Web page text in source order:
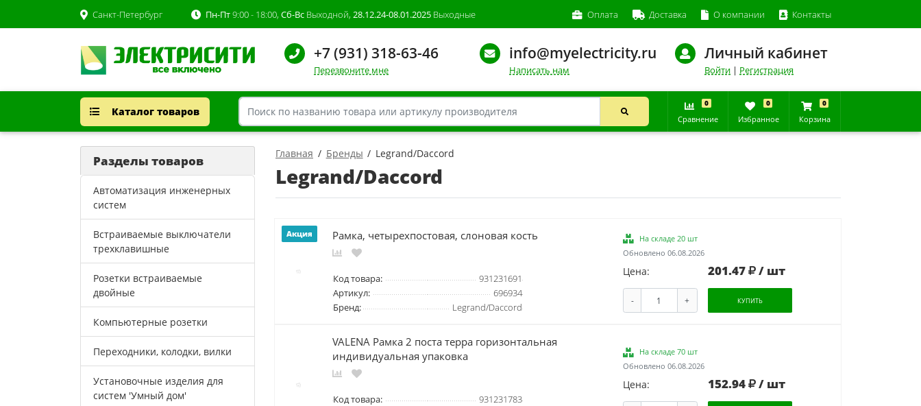
Санкт-Петербург Пн-Пт9:00 - 18:00, Сб-Вс Выходной, 28.12.24-08.01.2025 Выходные Оплата Доставка О компании Контакты
+7 (931) 318-63-46
Перезвоните мне
info@myelectricity.ru
Написать нам
Личный кабинет
Войти | Регистрация
Каталог товаров
0
Сравнение
0
Избранное
0
Корзина
Главная Бренды Legrand/Daccord
Legrand/Daccord
Акция Рамка, четырехпостовая, слоновая кость
Код товара:
931231691
Артикул:
696934
Бренд:
Legrand/Daccord
На складе 20 шт
Обновлено 06.08.2026
Цена: 201.47 / шт
- + КУПИТЬ
VALENA Рамка 2 поста терра горизонтальная
индивидуальная упаковка
Код товара:
931231783
На складе 70 шт
Обновлено 06.08.2026
Цена: 152.94 / шт
Разделы товаров
Автоматизация инженерных
систем
Встраиваемые выключатели
трехклавишные
Розетки встраиваемые
двойные
Компьютерные розетки
Переходники, колодки, вилки
Установочные изделия для
систем 'Умный дом'